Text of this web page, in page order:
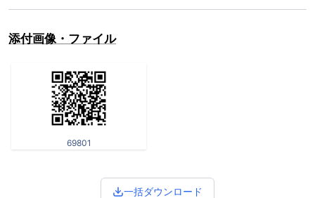
添付画像・ファイル
69801
一括ダウンロード